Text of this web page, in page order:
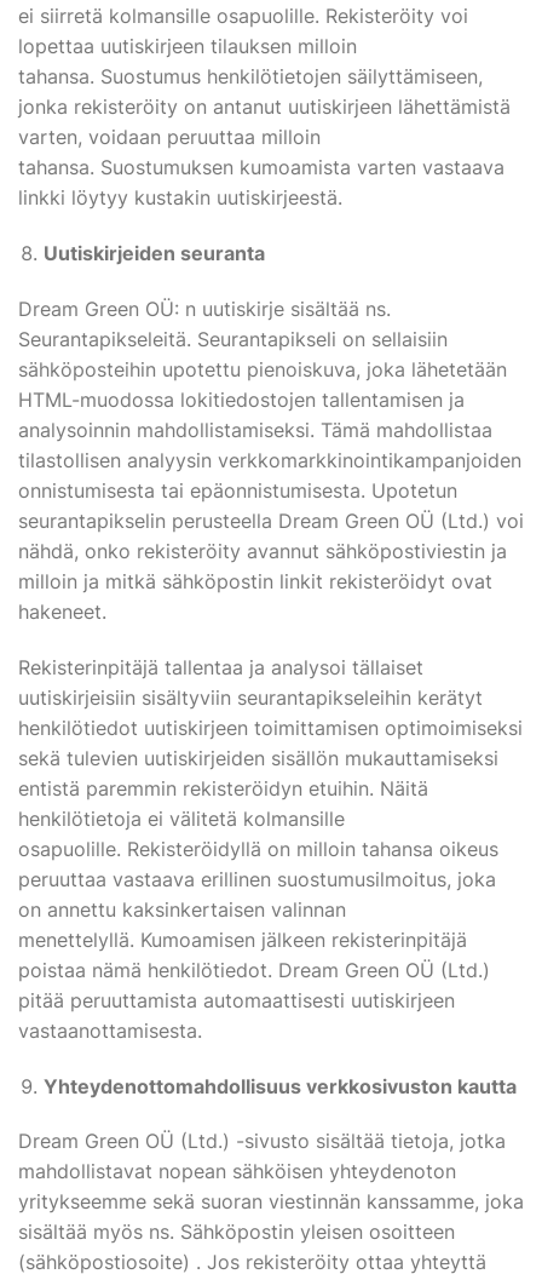
ei siirretä kolmansille osapuolille. Rekisteröity voi
lopettaa uutiskirjeen tilauksen milloin
tahansa. Suostumus henkilötietojen säilyttämiseen,
jonka rekisteröity on antanut uutiskirjeen lähettämistä
varten, voidaan peruuttaa milloin
tahansa. Suostumuksen kumoamista varten vastaava
linkki löytyy kustakin uutiskirjeestä.
Uutiskirjeiden seuranta
Dream Green OÜ: n uutiskirje sisältää ns.
Seurantapikseleitä. Seurantapikseli on sellaisiin
sähköposteihin upotettu pienoiskuva, joka lähetetään
HTML-muodossa lokitiedostojen tallentamisen ja
analysoinnin mahdollistamiseksi. Tämä mahdollistaa
tilastollisen analyysin verkkomarkkinointikampanjoiden
onnistumisesta tai epäonnistumisesta. Upotetun
seurantapikselin perusteella Dream Green OÜ (Ltd.) voi
nähdä, onko rekisteröity avannut sähköpostiviestin ja
milloin ja mitkä sähköpostin linkit rekisteröidyt ovat
hakeneet.
Rekisterinpitäjä tallentaa ja analysoi tällaiset
uutiskirjeisiin sisältyviin seurantapikseleihin kerätyt
henkilötiedot uutiskirjeen toimittamisen optimoimiseksi
sekä tulevien uutiskirjeiden sisällön mukauttamiseksi
entistä paremmin rekisteröidyn etuihin. Näitä
henkilötietoja ei välitetä kolmansille
osapuolille. Rekisteröidyllä on milloin tahansa oikeus
peruuttaa vastaava erillinen suostumusilmoitus, joka
on annettu kaksinkertaisen valinnan
menettelyllä. Kumoamisen jälkeen rekisterinpitäjä
poistaa nämä henkilötiedot. Dream Green OÜ (Ltd.)
pitää peruuttamista automaattisesti uutiskirjeen
vastaanottamisesta.
Yhteydenottomahdollisuus verkkosivuston kautta
Dream Green OÜ (Ltd.) -sivusto sisältää tietoja, jotka
mahdollistavat nopean sähköisen yhteydenoton
yritykseemme sekä suoran viestinnän kanssamme, joka
sisältää myös ns. Sähköpostin yleisen osoitteen
(sähköpostiosoite) . Jos rekisteröity ottaa yhteyttä